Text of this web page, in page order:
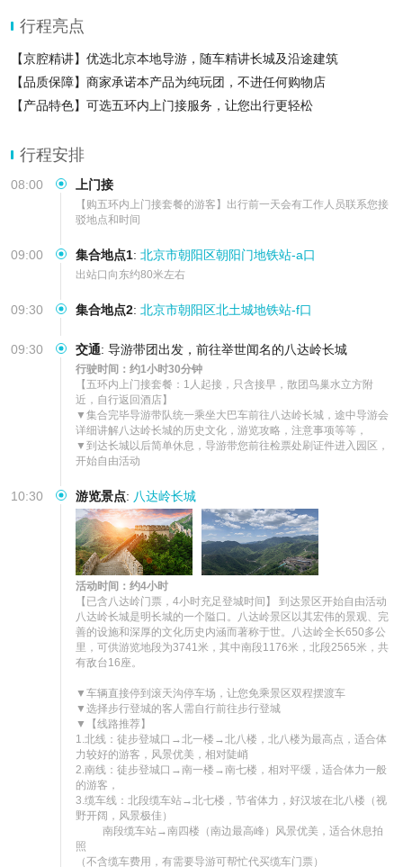
行程亮点
【京腔精讲】优选北京本地导游，随车精讲长城及沿途建筑
【品质保障】商家承诺本产品为纯玩团，不进任何购物店
【产品特色】可选五环内上门接服务，让您出行更轻松
行程安排
08:00 上门接
【购五环内上门接套餐的游客】出行前一天会有工作人员联系您接
驳地点和时间
09:00 集合地点1: 北京市朝阳区朝阳门地铁站-a口
出站口向东约80米左右
09:30 集合地点2: 北京市朝阳区北土城地铁站-f口
09:30 交通: 导游带团出发，前往举世闻名的八达岭长城
行驶时间：约1小时30分钟
【五环内上门接套餐：1人起接，只含接早，散团鸟巢水立方附
近，自行返回酒店】
▼集合完毕导游带队统一乘坐大巴车前往八达岭长城，途中导游会
详细讲解八达岭长城的历史文化，游览攻略，注意事项等等，
▼到达长城以后简单休息，导游带您前往检票处刷证件进入园区，
开始自由活动
10:30 游览景点: 八达岭长城
活动时间：约4小时
【已含八达岭门票，4小时充足登城时间】 到达景区开始自由活动
八达岭长城是明长城的一个隘口。八达岭景区以其宏伟的景观、完
善的设施和深厚的文化历史内涵而著称于世。八达岭全长650多公
里，可供游览地段为3741米，其中南段1176米，北段2565米，共
有敌台16座。
▼车辆直接停到滚天沟停车场，让您免乘景区双程摆渡车
▼选择步行登城的客人需自行前往步行登城
▼【线路推荐】
1.北线：徒步登城口→北一楼→北八楼，北八楼为最高点，适合体
力较好的游客，风景优美，相对陡峭
2.南线：徒步登城口→南一楼→南七楼，相对平缓，适合体力一般
的游客，
3.缆车线：北段缆车站→北七楼，节省体力，好汉坡在北八楼（视
野开阔，风景极佳）
照
（不含缆车费用，有需要导游可帮忙代买缆车门票）